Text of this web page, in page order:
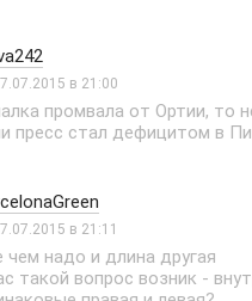
в 21:00
промвала от Ортии, то
пресс стал дефицитом в
в 21:11
надо и длина другая
такой вопрос возник -